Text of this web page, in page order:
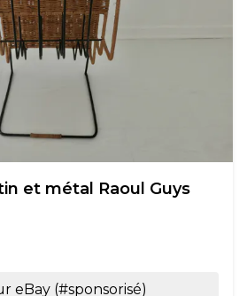
et métal Raoul Guys
eBay (#sponsorisé)